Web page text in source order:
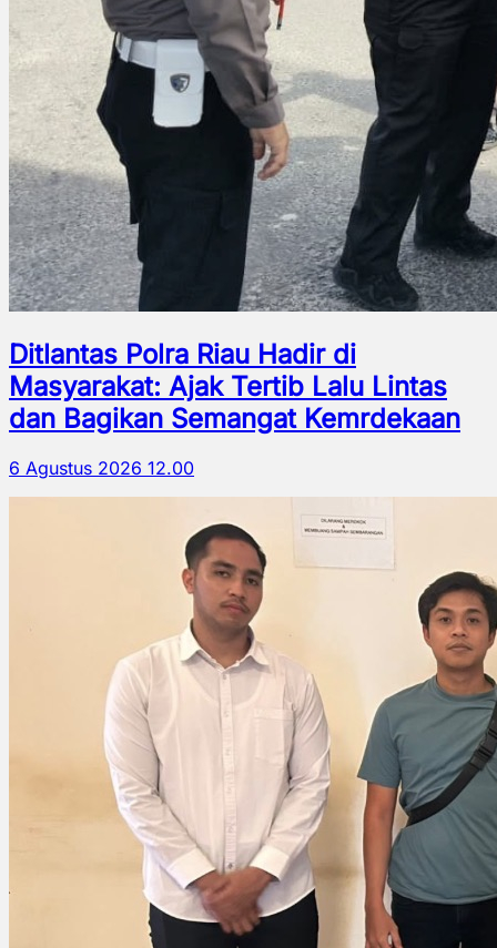
Ditlantas Polra Riau Hadir di
Masyarakat: Ajak Tertib Lalu Lintas
dan Bagikan Semangat Kemrdekaan
6 Agustus 2026 12.00